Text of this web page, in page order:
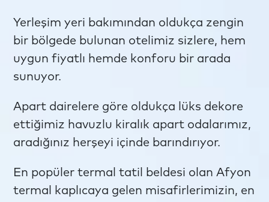
Yerleşim yeri bakımından oldukça zengin
bir bölgede bulunan otelimiz sizlere, hem
uygun fiyatlı hemde konforu bir arada
sunuyor.
Apart dairelere göre oldukça lüks dekore
ettiğimiz havuzlu kiralık apart odalarımız,
aradığınız herşeyi içinde barındırıyor.
En popüler termal tatil beldesi olan Afyon
termal kaplıcaya gelen misafirlerimizin, en